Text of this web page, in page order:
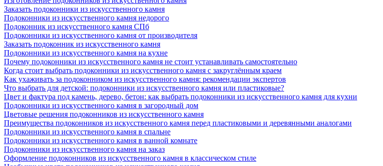
Заказать подоконники из искусственного камня
Подоконники из искусственного камня недорого
Подоконник из искусственного камня СПб
Подоконники из искусственного камня от производителя
Заказать подоконник из искусственного камня
Подоконники из искусственного камня на кухне
Почему подоконники из искусственного камня не стоит устанавливать самостоятельно
Когда стоит выбрать подоконники из искусственного камня с закруглённым краем
Как ухаживать за подоконником из искусственного камня: рекомендации экспертов
Что выбрать для детской: подоконники из искусственного камня или пластиковые?
Цвет и фактура под камень, дерево, бетон: как выбрать подоконники из искусственного камня для кухни
Подоконники из искусственного камня в загородный дом
Цветовые решения подоконников из искусственного камня
Преимущества подоконников из искусственного камня перед пластиковыми и деревянными аналогами
Подоконники из искусственного камня в спальне
Подоконники из искусственного камня в ванной комнате
Подоконники из искусственного камня на заказ
Оформление подоконников из искусственного камня в классическом стиле